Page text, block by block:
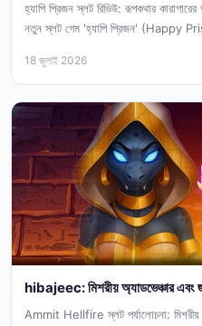
হ্যাপি প্রিজন স্লট রিভিউ: রূপকথার
নতুন স্লট গেম 'হ্যাপি প্রিজন' (Happy
18 জুলাই 2026
hibajeec: মিশরীয় অ্যাডভেঞ্চার এবং
Ammit Hellfire স্লট পর্যালোচনা: মিশরীয়